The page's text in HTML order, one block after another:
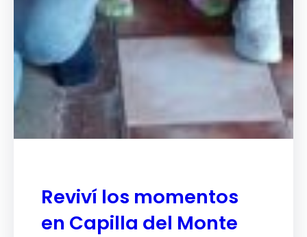
Reviví los momentos
en Capilla del Monte